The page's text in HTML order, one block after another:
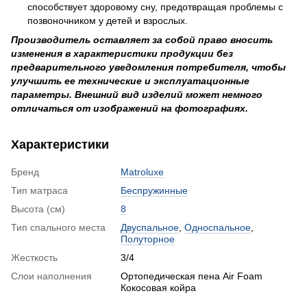
способствует здоровому сну, предотвращая проблемы с
позвоночником у детей и взрослых.
Производитель оставляет за собой право вносить
изменения в характеристики продукции без
предварительного уведомления потребителя, чтобы
улучшить ее технические и эксплуатационные
параметры. Внешний вид изделий может немного
отличаться от изображений на фотографиях.
Характеристики
Бренд
Matroluxe
Тип матраса
Беспружинные
Высота (см)
8
Тип спального места
Двуспальное, Односпальное,
Полуторное
Жесткость
3/4
Слои наполнения
Ортопедическая пена Air Foam
Кокосовая койра